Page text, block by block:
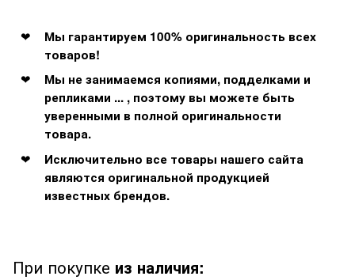
Мы гарантируем 100% оригинальность всех
товаров!
Мы не занимаемся копиями, подделками и
репликами ... , поэтому вы можете быть
уверенными в полной оригинальности
товара.
Исключительно все товары нашего сайта
являются оригинальной продукцией
известных брендов.
При покупке из наличия: